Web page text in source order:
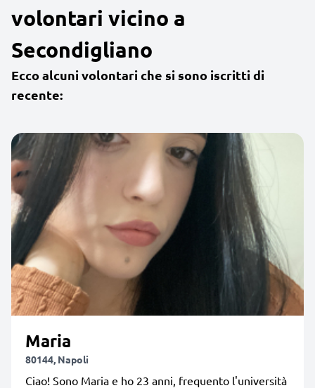
volontari vicino a
Secondigliano
Ecco alcuni volontari che si sono iscritti di
recente:
Maria
80144, Napoli
Ciao! Sono Maria e ho 23 anni, frequento l'università